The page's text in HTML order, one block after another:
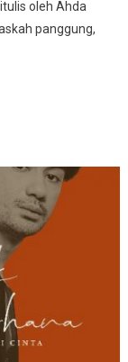
oleh Ahda
panggung,